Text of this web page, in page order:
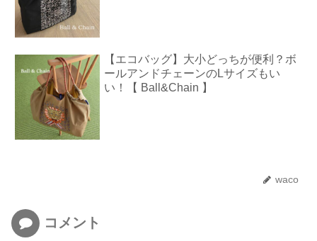
【エコバッグ】大小どっちが便利？ボ
ールアンドチェーンのLサイズもい
い！【 Ball&Chain 】
waco
コメント